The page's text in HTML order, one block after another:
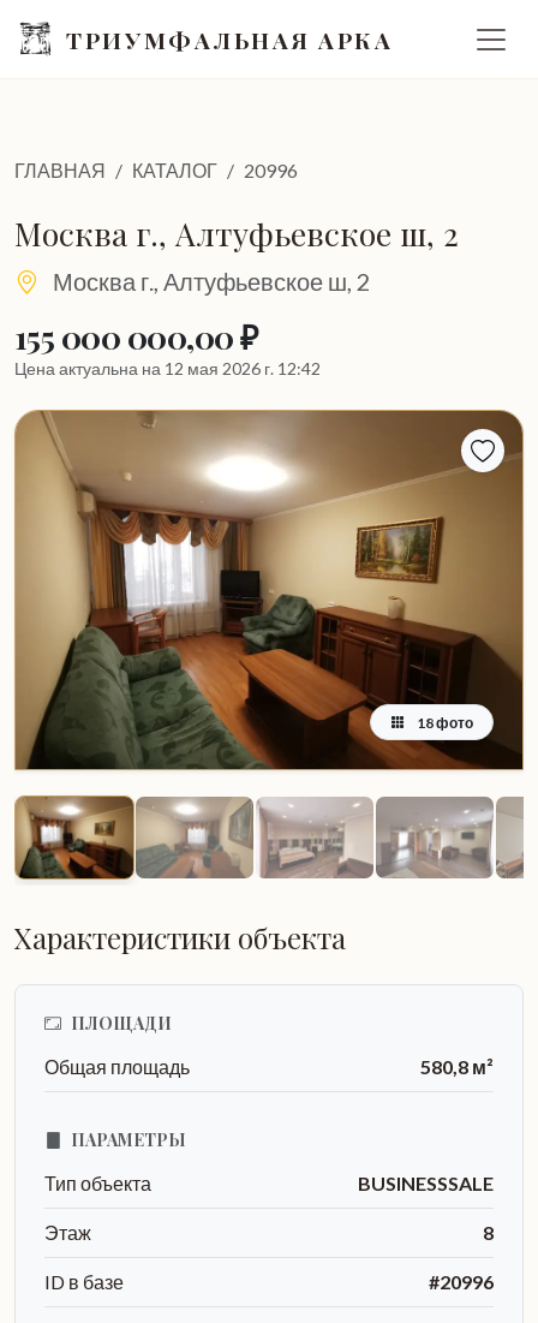
ТРИУМФАЛЬНАЯ АРКА
ГЛАВНАЯ КАТАЛОГ 20996
Москва г., Алтуфьевское ш, 2
Москва г., Алтуфьевское ш, 2
155 000 000,00 ₽
Цена актуальна на 12 мая 2026 г. 12:42
18 фото
Характеристики объекта
ПЛОЩАДИ
Общая площадь
580,8 м²
ПАРАМЕТРЫ
Тип объекта
BUSINESSSALE
Этаж 8
ID в базе #20996